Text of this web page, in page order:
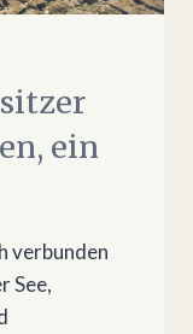
ein
verbunden
See,